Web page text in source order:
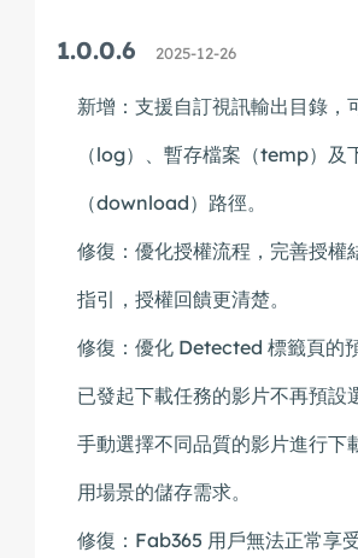
1.0.0.6 2025-12-26
新增：支援自訂視訊輸出目錄，
（log）、暫存檔案（temp）及
（download）路徑。
修復：優化授權流程，完善授權
指引，授權回饋更清楚。
修復：優化 Detected 標籤頁的
已發起下載任務的影片不再預設
手動選擇不同品質的影片進行下
用場景的儲存需求。
修復：Fab365 用戶無法正常享